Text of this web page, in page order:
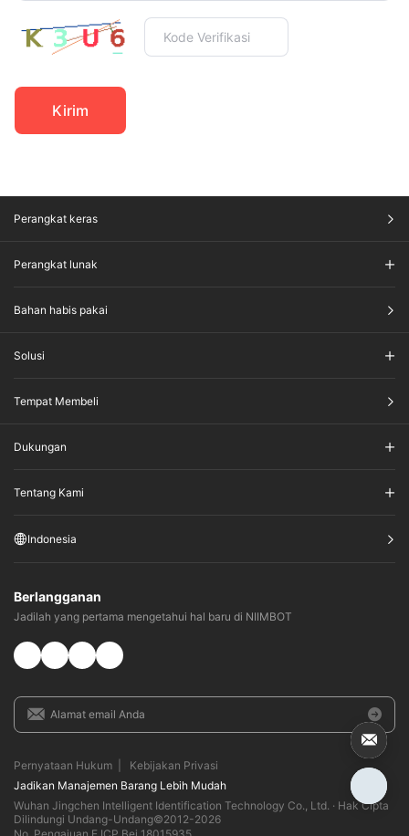
Kirim
Perangkat keras
Perangkat lunak
Bahan habis pakai
Solusi
Tempat Membeli
Dukungan
Tentang Kami
Indonesia
Berlangganan
Jadilah yang pertama mengetahui hal baru di NIIMBOT
Pernyataan Hukum
Kebijakan Privasi
Jadikan Manajemen Barang Lebih Mudah
Wuhan Jingchen Intelligent Identification Technology Co., Ltd. · Hak Cipta
Dilindungi Undang-Undang©2012-2026